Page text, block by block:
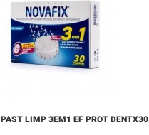
LIMP 3EM1 EF PROT DENTX30